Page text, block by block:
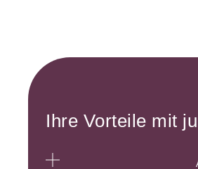
Ihre Vorteile mit